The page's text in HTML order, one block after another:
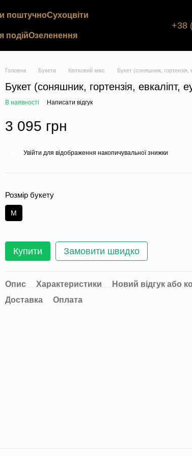
поштучноСухоцвіти
подійОзеленення
+38
Головна Букети Квітковий мікс Букет (соняшник, гортензія,
Букет (соняшник, гортензія, евкаліпт,
В наявності Написати відгук
3 095 грн
Увійти для відображення накопичувальної знижки
Розмір букету
M
Купити Замовити швидко
Опис Характеристики
Новий відгук або
Доставка
Оплата